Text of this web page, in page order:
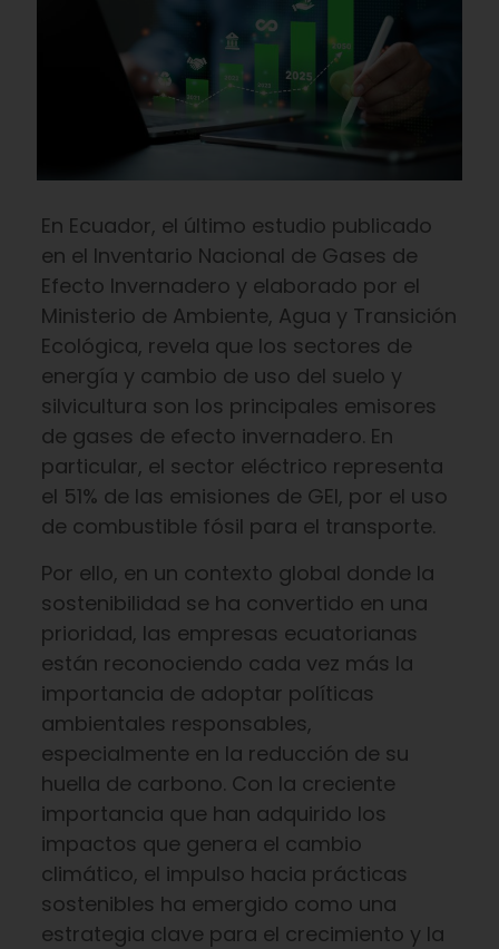
En Ecuador, el último estudio publicado
en el Inventario Nacional de Gases de
Efecto Invernadero y elaborado por el
Ministerio de Ambiente, Agua y Transición
Ecológica, revela que los sectores de
energía y cambio de uso del suelo y
silvicultura son los principales emisores
de gases de efecto invernadero. En
particular, el sector eléctrico representa
el 51% de las emisiones de GEI, por el uso
de combustible fósil para el transporte.
Por ello, en un contexto global donde la
sostenibilidad se ha convertido en una
prioridad, las empresas ecuatorianas
están reconociendo cada vez más la
importancia de adoptar políticas
ambientales responsables,
especialmente en la reducción de su
huella de carbono. Con la creciente
importancia que han adquirido los
impactos que genera el cambio
climático, el impulso hacia prácticas
sostenibles ha emergido como una
estrategia clave para el crecimiento y la